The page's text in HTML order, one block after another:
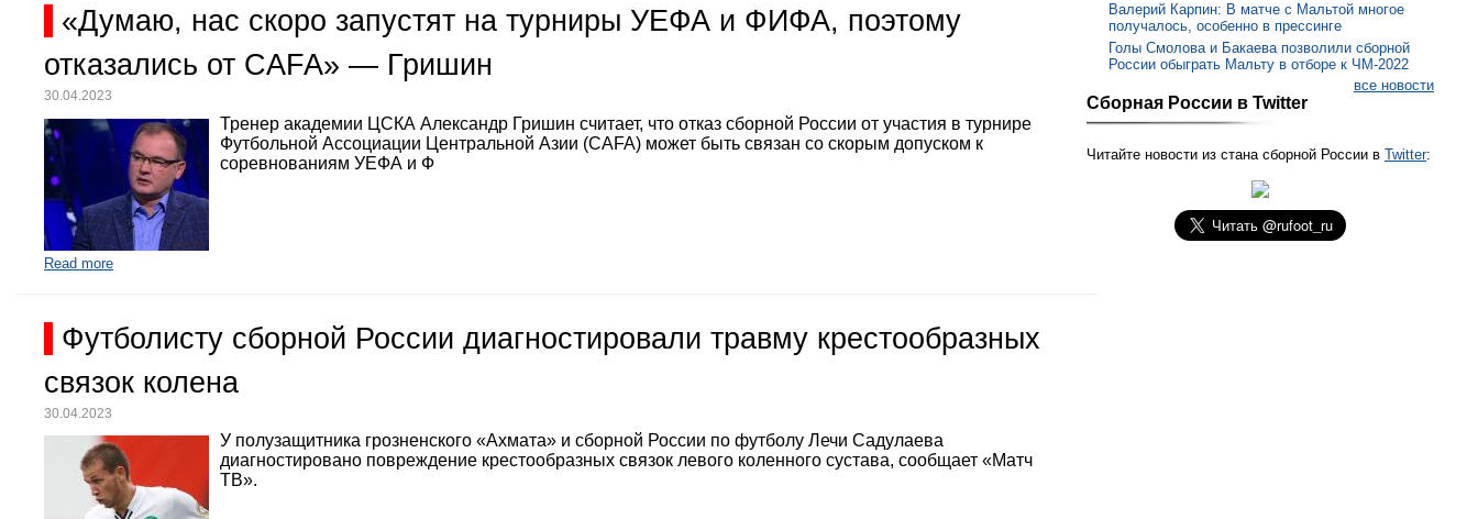
«Думаю, нас скоро запустят на турниры УЕФА и ФИФА, поэтому
отказались от CAFA» — Гришин
30.04.2023
Тренер академии ЦСКА Александр Гришин считает, что отказ сборной России от участия в турнире
Футбольной Ассоциации Центральной Азии (CAFA) может быть связан со скорым допуском к
соревнованиям УЕФА и Ф
Read more
Футболисту сборной России диагностировали травму крестообразных
связок колена
30.04.2023
У полузащитника грозненского «Ахмата» и сборной России по футболу Лечи Садулаева
диагностировано повреждение крестообразных связок левого коленного сустава, сообщает «Матч
ТВ».
Валерий Карпин: В матче с Мальтой многое
получалось, особенно в прессинге
Голы Смолова и Бакаева позволили сборной
России обыграть Мальту в отборе к ЧМ-2022
все новости
Сборная России в Twitter
Читайте новости из стана сборной России в Twitter: